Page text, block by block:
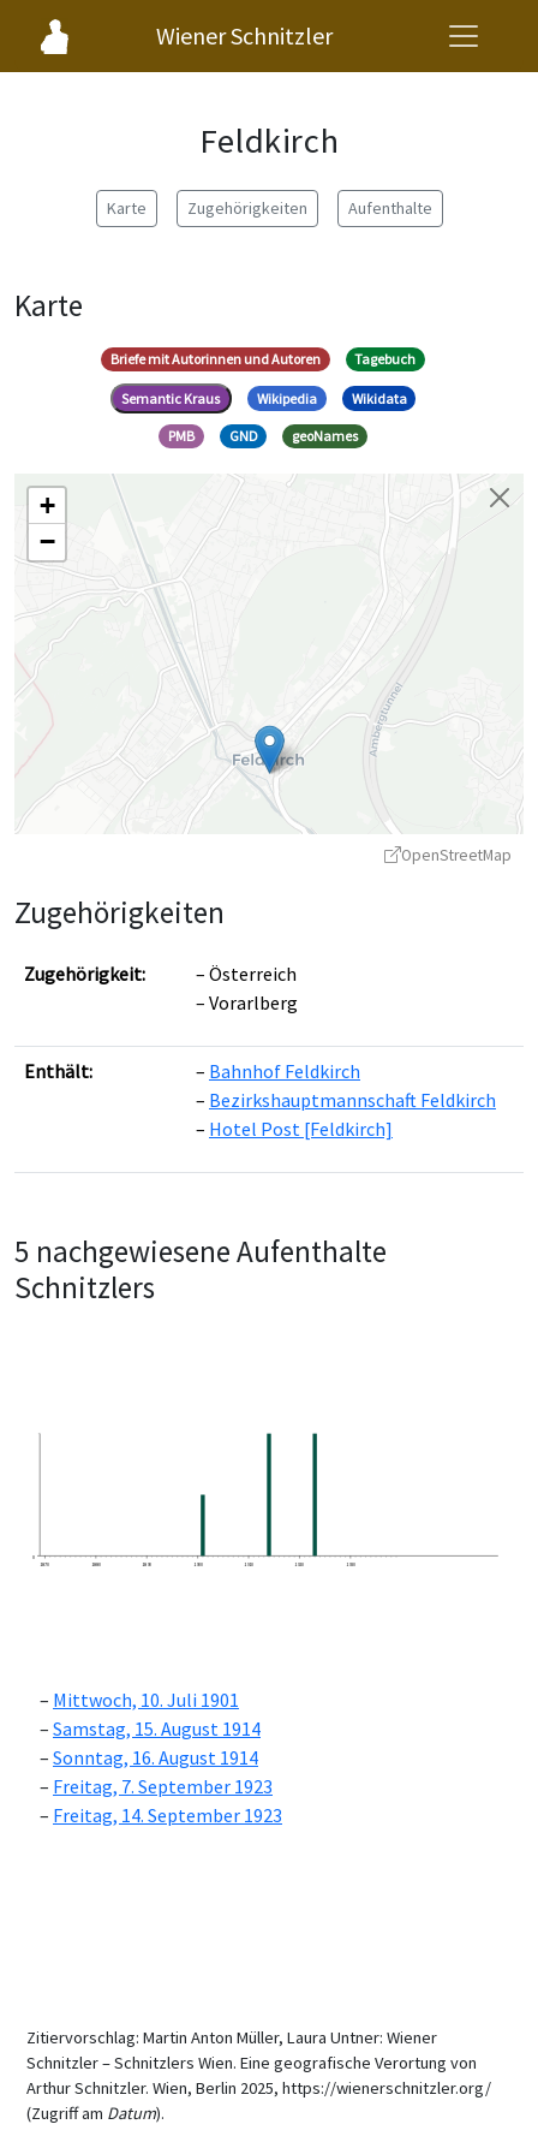
Wiener Schnitzler
Feldkirch
Karte Zugehörigkeiten Aufenthalte
Karte
Briefe mit Autorinnen und Autoren Tagebuch
Semantic Kraus Wikipedia Wikidata
PMB GND geoNames
+
−
Leaflet|©OpenStreetMap
OpenStreetMap
Zugehörigkeiten
Zugehörigkeit:
Österreich
Vorarlberg
Enthält:
Bahnhof Feldkirch
Bezirkshauptmannschaft Feldkirch
Hotel Post [Feldkirch]
5 nachgewiesene Aufenthalte
Schnitzlers
0
1870
1880 1890 1900 1910 1920 1930
Mittwoch, 10. Juli 1901
Samstag, 15. August 1914
Sonntag, 16. August 1914
Freitag, 7. September 1923
Freitag, 14. September 1923
Zitiervorschlag: Martin Anton Müller, Laura Untner: Wiener
Schnitzler – Schnitzlers Wien. Eine geografische Verortung von
Arthur Schnitzler. Wien, Berlin 2025, https://wienerschnitzler.org/
(Zugriff am Datum).